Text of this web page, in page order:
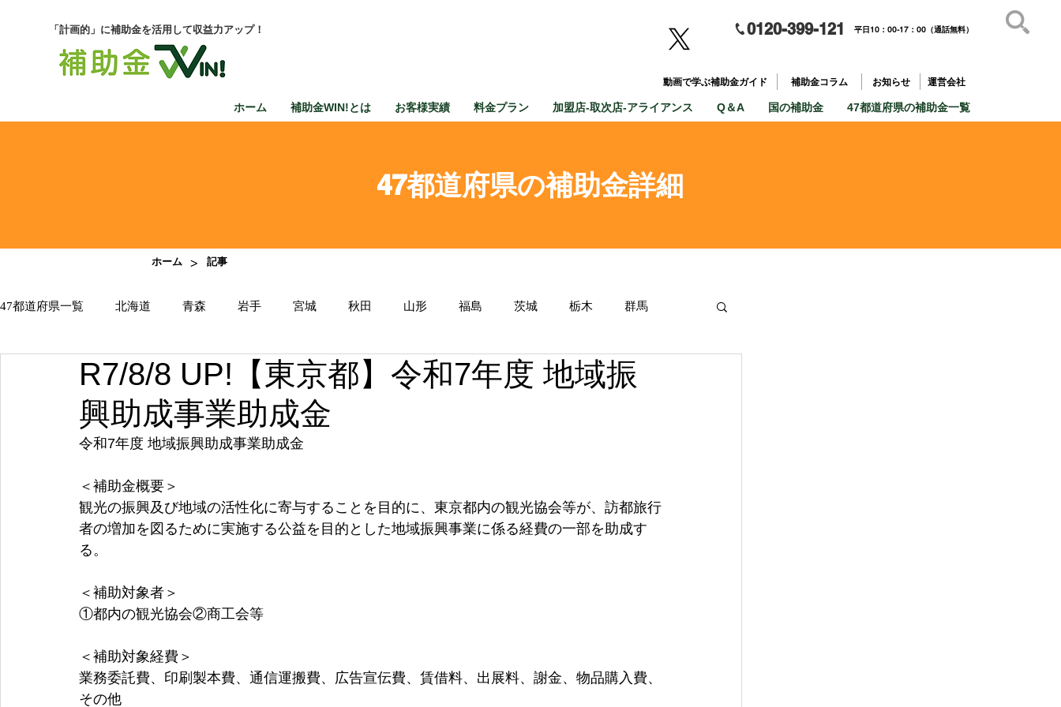
「計画的」に補助金を活用して収益力アップ！ 0120-399-121 平日10：00-17：00（通話無料）
動画で学ぶ補助金ガイド 補助金コラム お知らせ 運営会社
ホーム 補助金WIN!とは お客様実績 料金プラン 加盟店-取次店-アライアンス Q＆A 国の補助金 47都道府県の補助金一覧
47都道府県の補助金詳細
ホーム > 記事
47都道府県一覧 北海道 青森 岩手 宮城 秋田 山形 福島 茨城 栃木 群馬
千葉 東京 神奈川 新潟 富山 石川 福井 山梨 長野 岐阜
三重 滋賀 京都 大阪
R7/8/8 UP!【東京都】令和7年度 地域振
興助成事業助成金
令和7年度 地域振興助成事業助成金
＜補助金概要＞
観光の振興及び地域の活性化に寄与することを目的に、東京都内の観光協会等が、訪都旅行
者の増加を図るために実施する公益を目的とした地域振興事業に係る経費の一部を助成す
る。
＜補助対象者＞
①都内の観光協会②商工会等
＜補助対象経費＞
業務委託費、印刷製本費、通信運搬費、広告宣伝費、賃借料、出展料、謝金、物品購入費、
その他